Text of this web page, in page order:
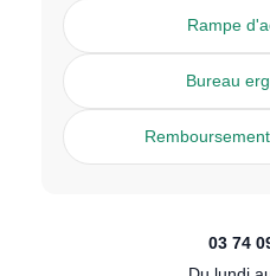
Rampe
Bureau
03 74